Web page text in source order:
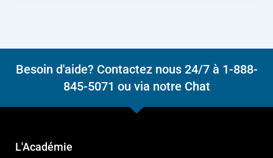
Besoin d'aide? Contactez nous 24/7 à 1-888-
845-5071 ou via notre Chat
L'Académie